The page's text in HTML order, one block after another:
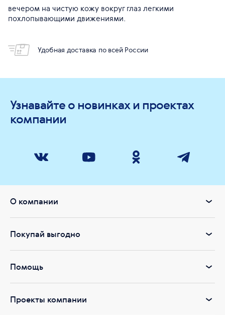
вечером на чистую кожу вокруг глаз легкими
похлопывающими движениями.
Удобная доставка по всей России
Узнавайте о новинках и проектах
компании
О компании
Покупай выгодно
Помощь
Проекты компании